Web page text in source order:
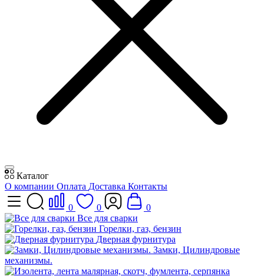
Каталог
О компании Оплата Доставка Контакты
0 0
0
Все для сварки
Горелки, газ, бензин
Дверная фурнитура
Замки, Цилиндровые
механизмы.